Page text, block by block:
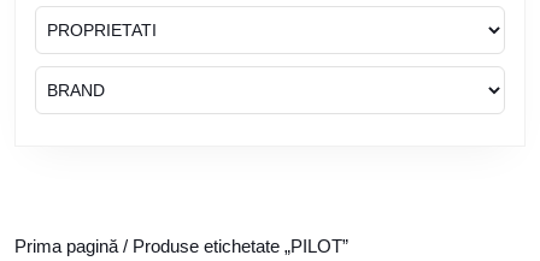
Prima pagină / Produse etichetate „PILOT”